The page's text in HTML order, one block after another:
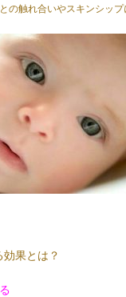
の触れ合いやスキンシップ
果とは？